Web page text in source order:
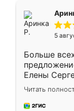
5
Больше
Елены
короткие
для замера
предложил
Читать